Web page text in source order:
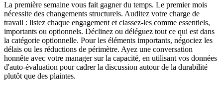
La première semaine vous fait gagner du temps. Le premier mois
nécessite des changements structurels. Auditez votre charge de
travail : listez chaque engagement et classez-les comme essentiels,
importants ou optionnels. Déclinez ou déléguez tout ce qui est dans
la catégorie optionnelle. Pour les éléments importants, négociez les
délais ou les réductions de périmètre. Ayez une conversation
honnête avec votre manager sur la capacité, en utilisant vos données
d'auto-évaluation pour cadrer la discussion autour de la durabilité
plutôt que des plaintes.